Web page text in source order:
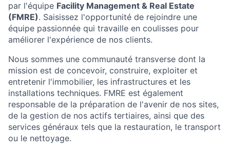
par l'équipe Facility Management & Real Estate
(FMRE). Saisissez l'opportunité de rejoindre une
équipe passionnée qui travaille en coulisses pour
améliorer l'expérience de nos clients.
Nous sommes une communauté transverse dont la
mission est de concevoir, construire, exploiter et
entretenir l'immobilier, les infrastructures et les
installations techniques. FMRE est également
responsable de la préparation de l'avenir de nos sites,
de la gestion de nos actifs tertiaires, ainsi que des
services généraux tels que la restauration, le transport
ou le nettoyage.